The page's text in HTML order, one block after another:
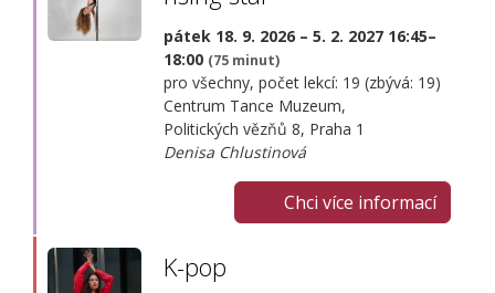
pátek 18. 9. 2026 – 5. 2. 2027 16:45–
18:00 (75 minut)
pro všechny, počet lekcí: 19 (zbývá: 19)
Centrum Tance Muzeum,
Politických vězňů 8, Praha 1
Denisa Chlustinová
Chci více informací
K-pop